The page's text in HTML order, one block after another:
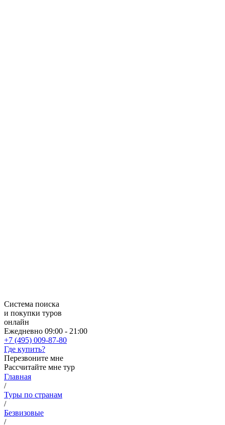
Система поиска
и покупки туров
онлайн
Ежедневно 09:00 - 21:00
+7 (495) 009-87-80
Где купить?
Перезвоните мне
Рассчитайте мне тур
Главная
/
Туры по странам
/
Безвизовые
/